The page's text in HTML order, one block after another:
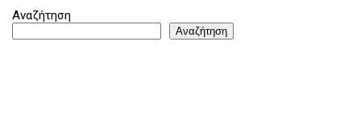
Αναζήτηση
Αναζήτηση